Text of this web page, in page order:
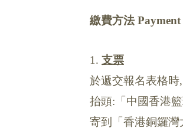
繳費方法
1. 支票
於遞交報名表格時,
抬頭: 「中國香港
寄到「香港銅鑼灣